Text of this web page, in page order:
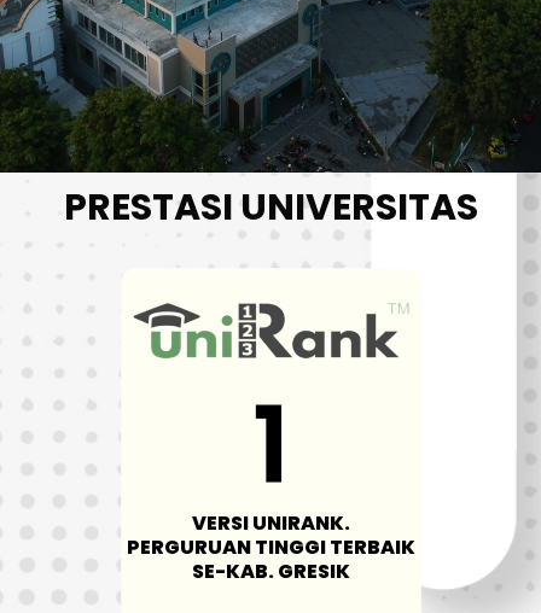
PRESTASI UNIVERSITAS
VERSI UNIRANK.
PERGURUAN TINGGI TERBAIK
SE-KAB. GRESIK